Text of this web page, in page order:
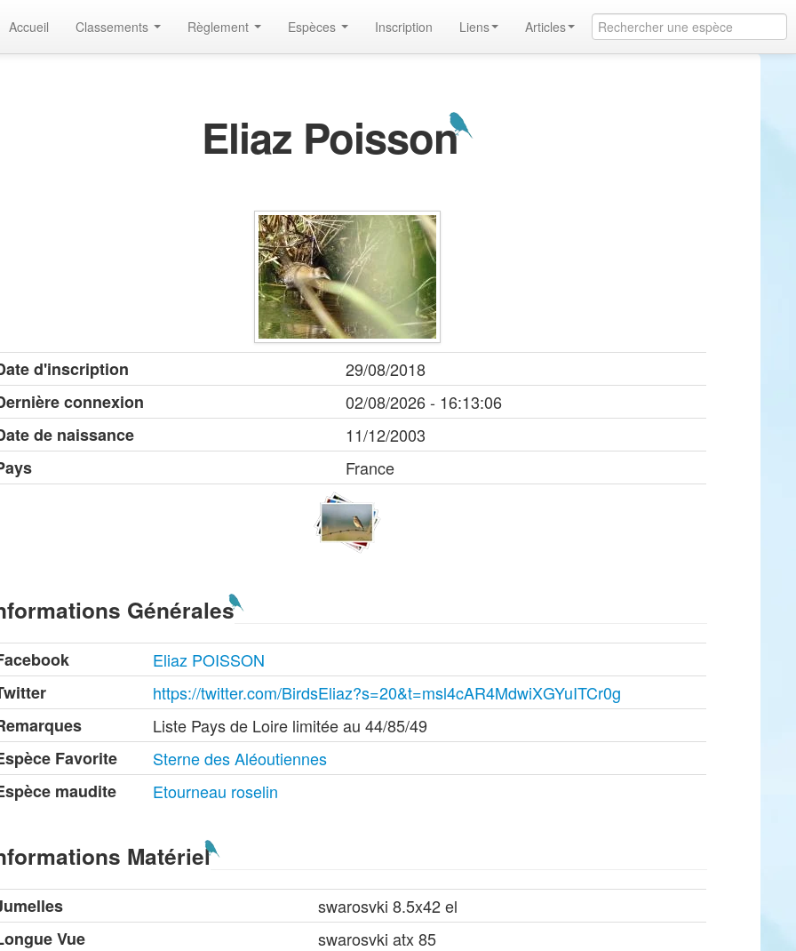
Accueil Classements Règlement Espèces Inscription Liens Articles
Eliaz Poisson
d'inscription
29/08/2018
connexion
02/08/2026 - 16:13:06
de naissance
11/12/2003
France
Générales
Eliaz POISSON
https://twitter.com/BirdsEliaz?s=20&t=msl4cAR4MdwiXGYuITCr0g
Liste Pays de Loire limitée au 44/85/49
Favorite
Sterne des Aléoutiennes
maudite
Etourneau roselin
Matériel
swarosvki 8.5x42 el
Vue
swarosvki atx 85